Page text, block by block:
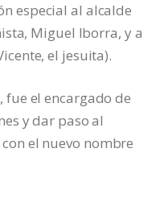
especial al alcalde
Miguel Iborra, y a
el jesuita).
fue el encargado de
y dar paso al
el nuevo nombre